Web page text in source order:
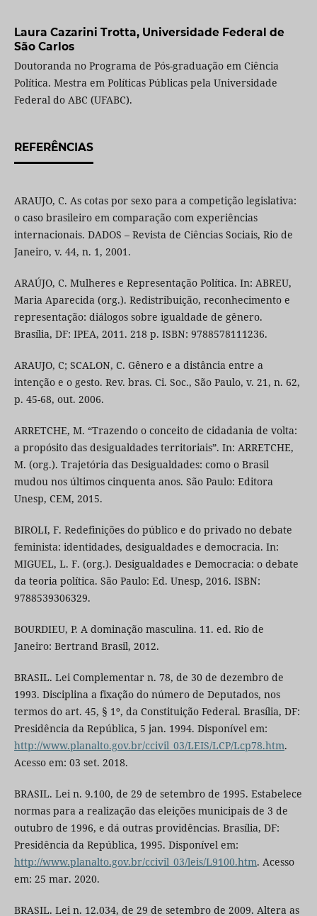
Laura Cazarini Trotta, Universidade Federal de
São Carlos
Doutoranda no Programa de Pós-graduação em Ciência
Política. Mestra em Políticas Públicas pela Universidade
Federal do ABC (UFABC).
REFERÊNCIAS
ARAUJO, C. As cotas por sexo para a competição legislativa:
o caso brasileiro em comparação com experiências
internacionais. DADOS – Revista de Ciências Sociais, Rio de
Janeiro, v. 44, n. 1, 2001.
ARAÚJO, C. Mulheres e Representação Política. In: ABREU,
Maria Aparecida (org.). Redistribuição, reconhecimento e
representação: diálogos sobre igualdade de gênero.
Brasília, DF: IPEA, 2011. 218 p. ISBN: 9788578111236.
ARAUJO, C; SCALON, C. Gênero e a distância entre a
intenção e o gesto. Rev. bras. Ci. Soc., São Paulo, v. 21, n. 62,
p. 45-68, out. 2006.
ARRETCHE, M. “Trazendo o conceito de cidadania de volta:
a propósito das desigualdades territoriais”. In: ARRETCHE,
M. (org.). Trajetória das Desigualdades: como o Brasil
mudou nos últimos cinquenta anos. São Paulo: Editora
Unesp, CEM, 2015.
BIROLI, F. Redefinições do público e do privado no debate
feminista: identidades, desigualdades e democracia. In:
MIGUEL, L. F. (org.). Desigualdades e Democracia: o debate
da teoria política. São Paulo: Ed. Unesp, 2016. ISBN:
9788539306329.
BOURDIEU, P. A dominação masculina. 11. ed. Rio de
Janeiro: Bertrand Brasil, 2012.
BRASIL. Lei Complementar n. 78, de 30 de dezembro de
1993. Disciplina a fixação do número de Deputados, nos
termos do art. 45, § 1º, da Constituição Federal. Brasília, DF:
Presidência da República, 5 jan. 1994. Disponível em:
http://www.planalto.gov.br/ccivil_03/LEIS/LCP/Lcp78.htm.
Acesso em: 03 set. 2018.
BRASIL. Lei n. 9.100, de 29 de setembro de 1995. Estabelece
normas para a realização das eleições municipais de 3 de
outubro de 1996, e dá outras providências. Brasília, DF:
Presidência da República, 1995. Disponível em:
http://www.planalto.gov.br/ccivil_03/leis/L9100.htm. Acesso
em: 25 mar. 2020.
BRASIL. Lei n. 12.034, de 29 de setembro de 2009. Altera as